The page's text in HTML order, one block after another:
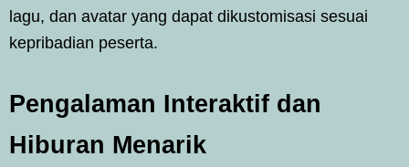
lagu, dan avatar yang dapat dikustomisasi sesuai
kepribadian peserta.
Pengalaman Interaktif dan
Hiburan Menarik